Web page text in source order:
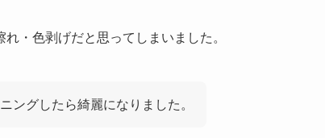
・色剥げだと思ってしまいました。
ングしたら綺麗になりました。